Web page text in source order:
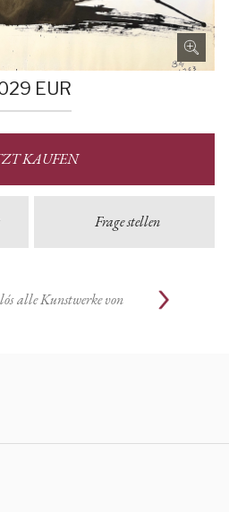
EUR
KAUFEN
Frage stellen
alle Kunstwerke von